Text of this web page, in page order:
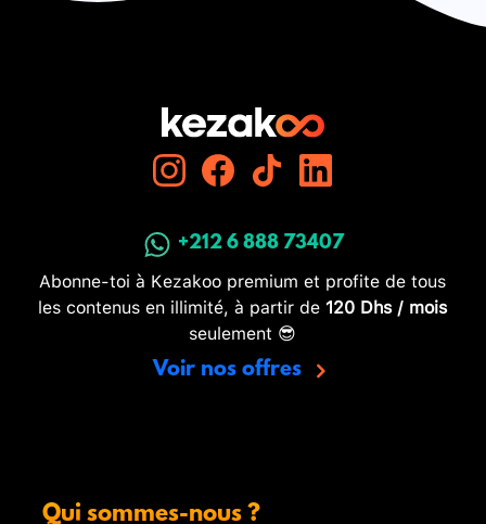
+212 6 888 73407
Abonne-toi à Kezakoo premium et profite de tous
les contenus en illimité, à partir de 120 Dhs / mois
seulement 😎
Voir nos offres
Qui sommes-nous ?